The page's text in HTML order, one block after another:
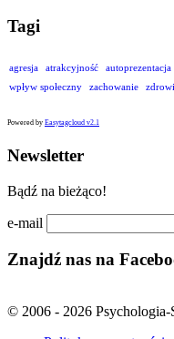
Tagi
agresja atrakcyjność autoprezentacja
wpływ społeczny
zachowanie
Powered by Easytagcloud v2.1
Newsletter
Bądź na bieżąco!
e-mail
Znajdź nas na
© 2006 - 2026 Psychologia-